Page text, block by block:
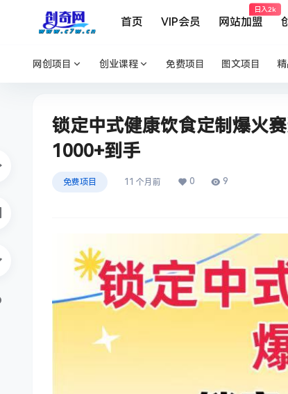
首页 VIP会员 网站加盟
日入2k
网创项目 创业课程 免费项目 图文项目
锁定中式健康饮食定制爆火
1000+到手
免费项目 11 个月前 0 9